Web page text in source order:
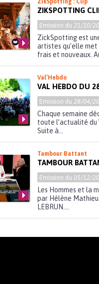
ZikSpotting : Clip
ZIKSPOTTING
Emission du21/10/
ZickSpotting est
artistes qu’elle
frais et nouveaux.
Val’Hebdo
VAL HEBDO DU
Emission du28/04/
Chaque semaine
toute l’actualité du
Suite à...
Tambour Battant
TAMBOUR
Emission du 05/12/
Les Hommes et la
par Hélène
LEBRUN....